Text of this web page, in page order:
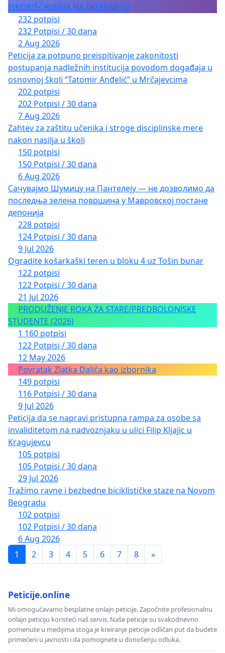
ISKORIŠĆAVANJA NA INTERNETU
232 potpisi
232 Potpisi / 30 dana
2 Aug 2026
Peticija za potpuno preispitivanje zakonitosti
postupanja nadležnih institucija povodom događaja u
osnovnoj školi “Tatomir Anđelić” u Mrčajevcima
202 potpisi
202 Potpisi / 30 dana
7 Aug 2026
Zahtev za zaštitu učenika i stroge disciplinske mere
nakon nasilja u školi
150 potpisi
150 Potpisi / 30 dana
6 Aug 2026
Сачувајмо Шумицу на Пантелеју — не дозволимо да
последња зелена површина у Мавровској постане
депонија
228 potpisi
124 Potpisi / 30 dana
9 Jul 2026
Ogradite košarkaški teren u bloku 4 uz Tošin bunar
122 potpisi
122 Potpisi / 30 dana
21 Jul 2026
PRODUŽENJE ROKA ZA STARE/PREDBOLONJSKE
STUDENTE (2026)
1 160 potpisi
122 Potpisi / 30 dana
12 May 2026
Povratak Zlatka Dalića kao izbornika
149 potpisi
116 Potpisi / 30 dana
9 Jul 2026
Peticija da se napravi pristupna rampa za osobe sa
invaliditetom na nadvoznjaku u ulici Filip Kljajic u
Kragujevcu
105 potpisi
105 Potpisi / 30 dana
29 Jul 2026
Tražimo ravne i bezbedne biciklističke staze na Novom
Beogradu
102 potpisi
102 Potpisi / 30 dana
6 Aug 2026
1
2 3 4 5 6 7 8 »
Peticije.online
Mi omogućavamo besplatne onlajn peticije. Započnite profesionalnu
onlajn peticiju koristeći naš servis. Naše peticije su svakodnevno
pomenute u medijima stoga je kreiranje peticije odličan put da budete
primećeni u javnosti i da pomognete u donošenju odluka.